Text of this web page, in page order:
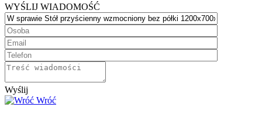
WYŚLIJ WIADOMOŚĆ
Wyślij
Wróć